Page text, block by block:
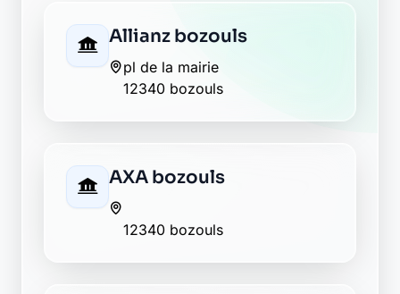
Allianz bozouls
pl de la mairie
12340 bozouls
AXA bozouls
12340 bozouls